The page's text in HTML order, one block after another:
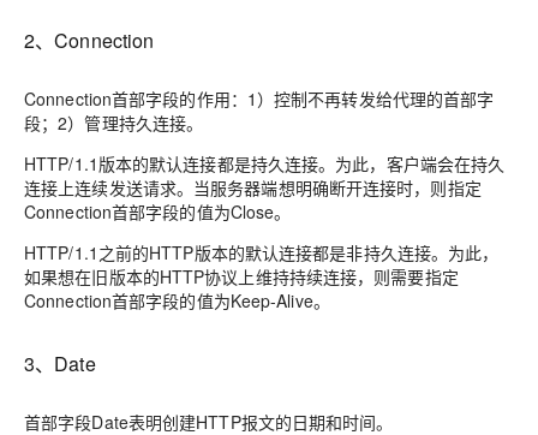
2、Connection
Connection首部字段的作用：1）控制不再转发给代理的首部字
段；2）管理持久连接。
HTTP/1.1版本的默认连接都是持久连接。为此，客户端会在持久
连接上连续发送请求。当服务器端想明确断开连接时，则指定
Connection首部字段的值为Close。
HTTP/1.1之前的HTTP版本的默认连接都是非持久连接。为此，
如果想在旧版本的HTTP协议上维持持续连接，则需要指定
Connection首部字段的值为Keep-Alive。
3、Date
首部字段Date表明创建HTTP报文的日期和时间。